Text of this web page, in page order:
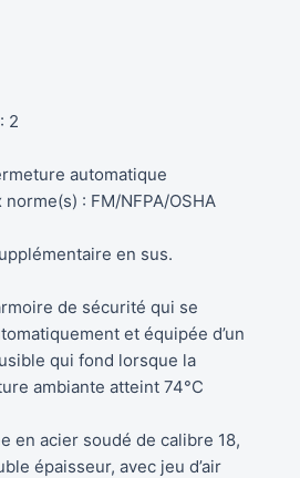
2
automatique
: FM/NFPA/OSHA
en sus.
de sécurité qui se
et équipée d’un
qui fond lorsque la
ambiante atteint 74°C
en acier soudé de calibre 18,
épaisseur, avec jeu d’air